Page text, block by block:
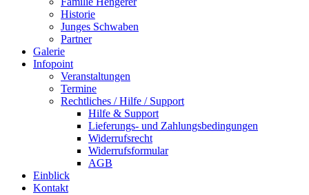
Historie
Junges Schwaben
Partner
Galerie
Infopoint
Veranstaltungen
Termine
Rechtliches / Hilfe / Support
Hilfe & Support
Lieferungs- und Zahlungsbedingungen
Widerrufsrecht
Widerrufsformular
AGB
Einblick
Kontakt